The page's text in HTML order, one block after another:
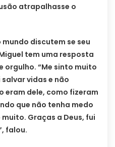
atrapalhasse o
discutem se seu
tem uma resposta
orgulho. “Me sinto muito
vidas e não
eram dele, como fizeram
que não tenha medo
Graças a Deus, fui
falou.